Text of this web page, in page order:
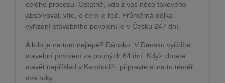
celého procesu. Ostatně, kdo z vás něco takového
absolvoval, víte, o čem je řeč. Průměrná délka
vyřízení stavebního povolení je v Česku 247 dní.
A kdo je na tom nejlépe? Dánsko. V Dánsku vyřídíte
stavební povolení za pouhých 64 dní. Když chcete
stavět například v Kambodži, připravte si na to téměř
dva roky.